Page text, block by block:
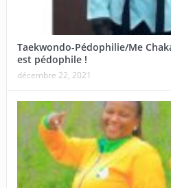
Taekwondo-Pédophilie/Me
est pédophile !
décembre 22, 2021